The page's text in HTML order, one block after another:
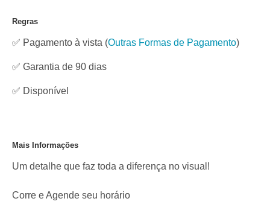
Regras
✅ Pagamento à vista (Outras Formas de Pagamento)
✅ Garantia de 90 dias
✅ Disponível
Mais Informações
Um detalhe que faz toda a diferença no visual!
Corre e Agende seu horário